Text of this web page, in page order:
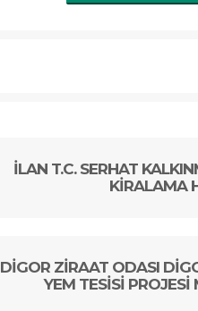
İLAN T.C. SERHAT
KİRALAMA
DİGOR ZİRAAT ODASI
YEM TESİSİ